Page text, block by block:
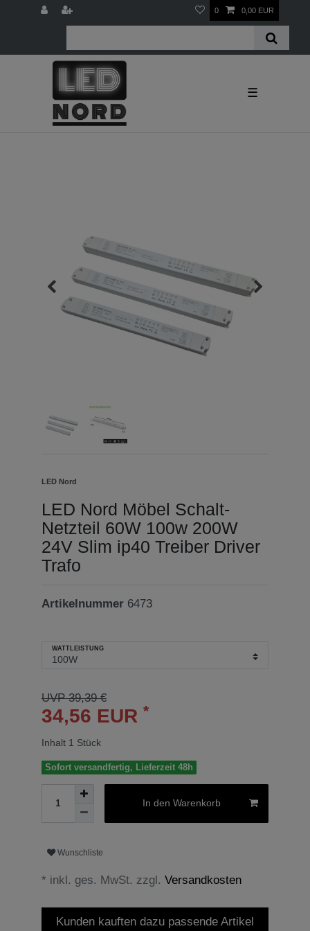
0 0,00 EUR
☰
LED Nord
LED Nord Möbel Schalt-
Netzteil 60W 100w 200W
24V Slim ip40 Treiber Driver
Trafo
Artikelnummer 6473
WATTLEISTUNG
UVP 39,39 €
34,56 EUR *
Inhalt 1 Stück
Sofort versandfertig, Lieferzeit 48h
In den Warenkorb
Wunschliste
* inkl. ges. MwSt. zzgl. Versandkosten
Kunden kauften dazu passende Artikel